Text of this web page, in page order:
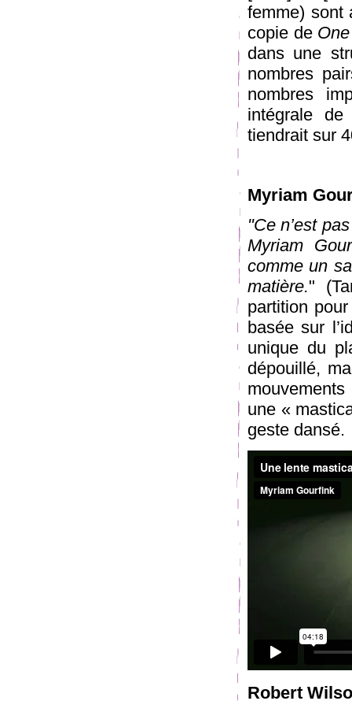
femme) sont
copie de
dans une
nombres
nombres
intégrale de
tiendrait sur
Myriam
"Ce n’est
Myriam
comme un
matière."
partition
basée sur
unique du
dépouillé,
une «
geste dansé.
Robert